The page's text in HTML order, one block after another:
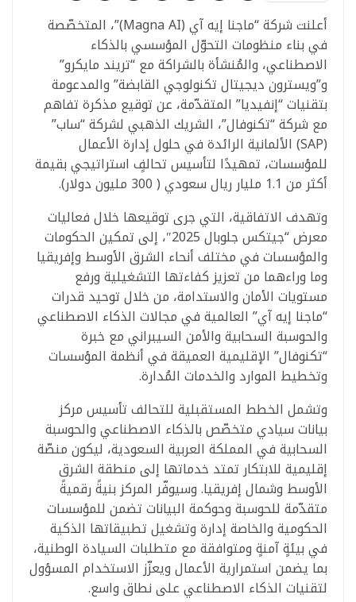
أعلنت شركة “ماجنا إيه آي (Magna AI)”، المتخصّصة
في بناء منظومات التحوّل المؤسسي بالذكاء
الاصطناعي، والمُنشأة بالشراكة مع “تريند مايكرو”
و”ويسترون ديجيتال تكنولوجي القابضة” والمدعومة
بتقنيات “إنفيديا” المتقدّمة، عن توقيع مذكرة تفاهم
مع شركة “تكنوفال”، الشريك الذهبي لشركة “ساب”
(SAP) الألمانية الرائدة في حلول إدارة الأعمال
للمؤسسات، تمهيدًا لتأسيس تحالفٍ استراتيجي بقيمة
أكثر من 1.1 مليار ريال سعودي ( 300 مليون دولار).
وتهدف الاتفاقية، التي جرى توقيعها خلال فعاليات
معرض “جيتكس جلوبال 2025″، إلى تمكين الحكومات
والمؤسسات في مختلف أنحاء الشرق الأوسط وإفريقيا
وما وراءهما من تعزيز كفاءتها التشغيلية ورفع
مستويات الأمان والاستدامة، من خلال توحيد قدرات
“ماجنا إيه آي” العالمية في مجالات الذكاء الاصطناعي
والحوسبة السحابية والأمن السيبراني مع خبرة
“تكنوفال” الإقليمية العميقة في أنظمة المؤسسات
وتخطيط الموارد والخدمات المُدارة.
وتشمل الخطط المستقبلية للتحالف تأسيس مركز
بيانات سيادي متخصّص بالذكاء الاصطناعي والحوسبة
السحابية في المملكة العربية السعودية، ليكون منصّة
إقليمية للابتكار تمتد خدماتها إلى منطقة الشرق
الأوسط وشمال إفريقيا. وسيوفّر المركز بنيةً رقميةً
متقدّمة للحوسبة وحوكمة البيانات تضمن للمؤسسات
الحكومية والخاصة إدارة وتشغيل تطبيقاتها الذكية
في بيئةٍ آمنةٍ ومتوافقة مع متطلبات السيادة الوطنية،
بما يضمن استمرارية الأعمال ويعزّز الاستخدام المسؤول
لتقنيات الذكاء الاصطناعي على نطاق واسع.